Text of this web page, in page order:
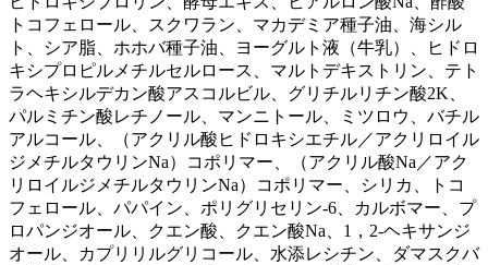
トコフェロール、スクワラン、マカデミア種子油、海シル
ト、シア脂、ホホバ種子油、ヨーグルト液（牛乳）、ヒドロ
キシプロピルメチルセルロース、マルトデキストリン、テト
ラヘキシルデカン酸アスコルビル、グリチルリチン酸2K、
パルミチン酸レチノール、マンニトール、ミツロウ、バチル
アルコール、（アクリル酸ヒドロキシエチル／アクリロイル
ジメチルタウリンNa）コポリマー、（アクリル酸Na／アク
リロイルジメチルタウリンNa）コポリマー、シリカ、トコ
フェロール、パパイン、ポリグリセリン-6、カルボマー、プ
ロパンジオール、クエン酸、クエン酸Na、1，2-ヘキサンジ
オール、カプリリルグリコール、水添レシチン、ダマスクバ